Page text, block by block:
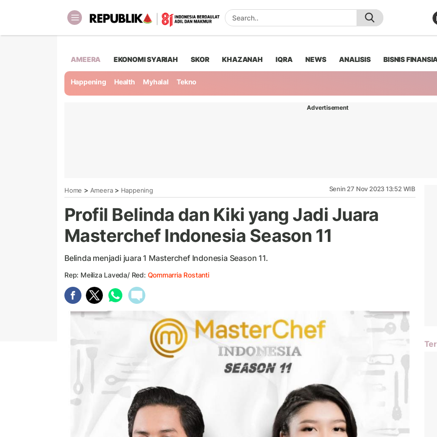
AMEERA EKONOMI SYARIAH SKOR KHAZANAH IQRA NEWS ANALISIS BISNIS
Happening Health Myhalal Tekno
Advertisement
Home > Ameera> Happening Senin 27 Nov 2023 13:52 WIB
Profil Belinda dan Kiki yang Jadi Juara
Masterchef Indonesia Season 11
Belinda menjadi juara 1 Masterchef Indonesia Season 11.
Rep: Meiliza Laveda/ Red: Qommarria Rostanti